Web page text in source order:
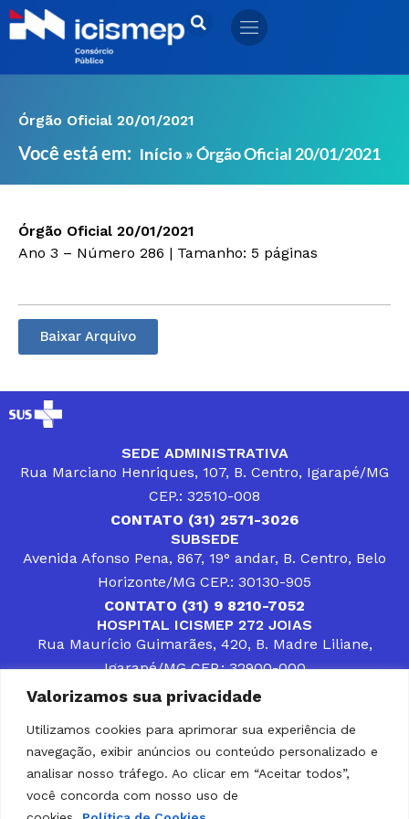
Valorizamos sua privacidade
Utilizamos cookies para aprimorar sua experiência de
navegação, exibir anúncios ou conteúdo personalizado e
analisar nosso tráfego. Ao clicar em “Aceitar todos”,
você concorda com nosso uso de
Ir
para
Órgão Oficial 20/01/2021
Você está em: Início »Órgão Oficial 20/01/2021
Órgão Oficial 20/01/2021
Ano 3 – Número 286 | Tamanho: 5 páginas
Baixar Arquivo
SEDE ADMINISTRATIVA
Rua Marciano Henriques, 107, B. Centro, Igarapé/MG
CEP.: 32510-008
CONTATO (31) 2571-3026
SUBSEDE
Avenida Afonso Pena, 867, 19° andar, B. Centro, Belo
Horizonte/MG CEP.: 30130-905
CONTATO (31) 9 8210-7052
HOSPITAL ICISMEP 272 JOIAS
Rua Maurício Guimarães, 420, B. Madre Liliane,
Igarapé/MG CEP.: 32900-000
CONTATOS (31) 3512-4400 ou (31) 9 8309-8660
DESENVOLVER SOLUÇÕES, AÇÕES E SERVIÇOS
PÚBLICOS QUE COMPLEMENTEM A ASSISTÊNCIA À
POPULAÇÃO DA REGIÃO EM QUE ATUA, SENDO
PARCEIRO DOS MUNICÍPIOS CONSORCIADOS NA
SOLUÇÃO DE DIFICULDADES ENFRENTADAS POR
GESTORES MUNICIPAIS, É O COMPROMISSO DO
ICISMEP.